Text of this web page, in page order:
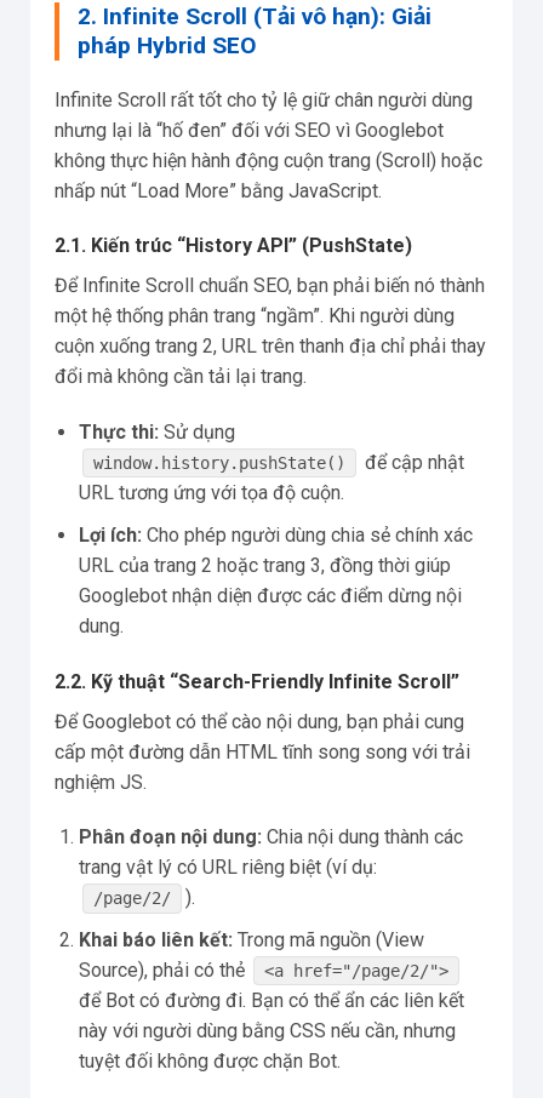
2. Infinite Scroll (Tải vô hạn): Giải
pháp Hybrid SEO
Infinite Scroll rất tốt cho tỷ lệ giữ chân người dùng
nhưng lại là “hố đen” đối với SEO vì Googlebot
không thực hiện hành động cuộn trang (Scroll) hoặc
nhấp nút “Load More” bằng JavaScript.
2.1. Kiến trúc “History API” (PushState)
Để Infinite Scroll chuẩn SEO, bạn phải biến nó thành
một hệ thống phân trang “ngầm”. Khi người dùng
cuộn xuống trang 2, URL trên thanh địa chỉ phải thay
đổi mà không cần tải lại trang.
Thực thi: Sử dụng
window.history.pushState()
để cập nhật
URL tương ứng với tọa độ cuộn.
Lợi ích: Cho phép người dùng chia sẻ chính xác
URL của trang 2 hoặc trang 3, đồng thời giúp
Googlebot nhận diện được các điểm dừng nội
dung.
2.2. Kỹ thuật “Search-Friendly Infinite Scroll”
Để Googlebot có thể cào nội dung, bạn phải cung
cấp một đường dẫn HTML tĩnh song song với trải
nghiệm JS.
Phân đoạn nội dung: Chia nội dung thành các
trang vật lý có URL riêng biệt (ví dụ:
/page/2/
).
Khai báo liên kết: Trong mã nguồn (View
Source), phải có thẻ
<a href="/page/2/">
để Bot có đường đi. Bạn có thể ẩn các liên kết
này với người dùng bằng CSS nếu cần, nhưng
tuyệt đối không được chặn Bot.